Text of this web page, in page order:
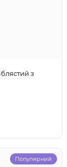
з
Популярний